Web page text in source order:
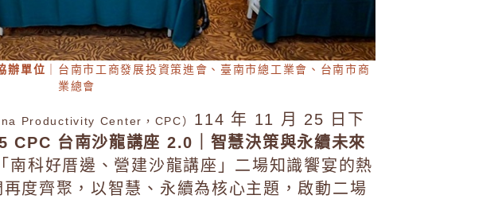
辦單位 ｜台南市工商發展投資策進會、臺南市總工業會、台南市商
業總會
Productivity Center，CPC） 114 年 11 月 25 日下
CPC 台南沙龍講座 2.0｜智慧決策與永續未來
南科好厝邊、營建沙龍講座」二場知識饗宴的熱
度齊聚，以智慧、永續為核心主題，啟動二場